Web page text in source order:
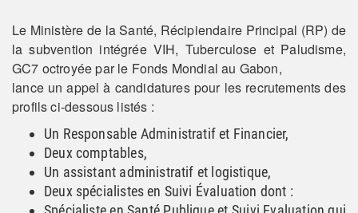
Le Ministère de la Santé, Récipiendaire Principal (RP) de
la subvention intégrée VIH, Tuberculose et Paludisme,
GC7 octroyée par le Fonds Mondial au Gabon,
lance un appel à candidatures pour les recrutements des
profils ci-dessous listés :
Un Responsable Administratif et Financier,
Deux comptables,
Un assistant administratif et logistique,
Deux spécialistes en Suivi Évaluation dont :